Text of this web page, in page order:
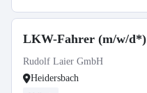
LKW-Fahrer (m/w/d*)
Rudolf Laier GmbH
Heidersbach